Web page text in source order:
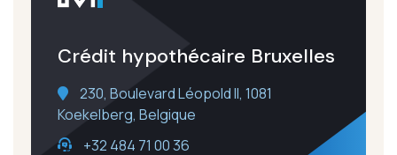
Crédit hypothécaire Bruxelles
230, Boulevard Léopold II, 1081
Koekelberg, Belgique
+32 484 71 00 36